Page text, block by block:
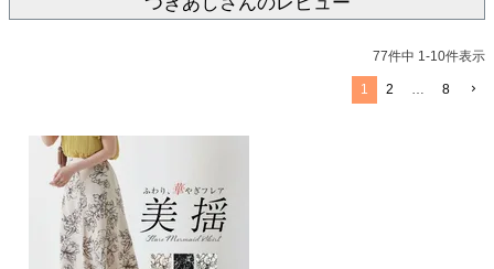
77件中 1-10件表示
1 2 … 8